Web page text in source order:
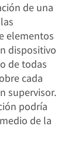
de una
elementos
dispositivo
de todas
cada
supervisor.
podría
de la